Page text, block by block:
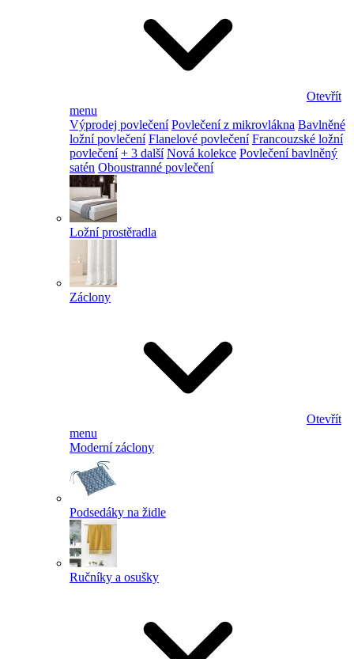
Otevřít
menu
Výprodej povlečení Povlečení z mikrovlákna Bavlněné
ložní povlečení Flanelové povlečení Francouzské ložní
povlečení + 3 další Nová kolekce Povlečení bavlněný
satén Oboustranné povlečení
Ložní prostěradla
Záclony
Otevřít
menu
Moderní záclony
Podsedáky na židle
Ručníky a osušky